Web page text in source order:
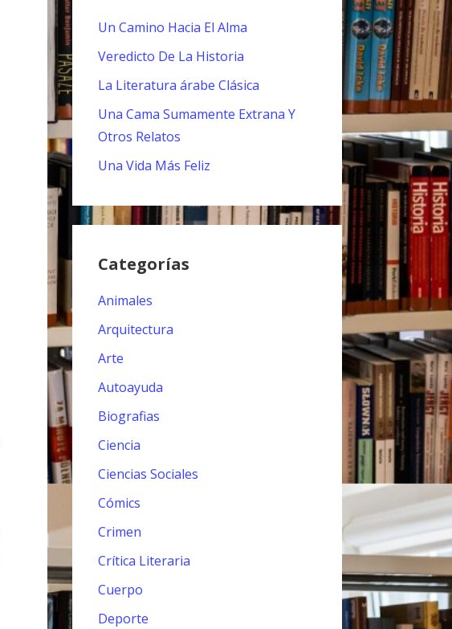
Un Camino Hacia El Alma
Veredicto De La Historia
La Literatura árabe Clásica
Una Cama Sumamente Extrana Y
Otros Relatos
Una Vida Más Feliz
Categorías
Animales
Arquitectura
Arte
Autoayuda
Biografias
Ciencia
Ciencias Sociales
Cómics
Crimen
Crítica Literaria
Cuerpo
Deporte